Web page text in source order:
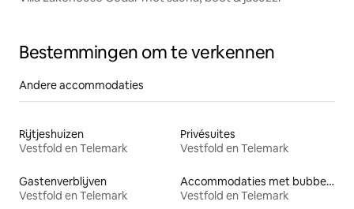
Bestemmingen om te verkennen
Andere accommodaties
Rijtjeshuizen
Vestfold en Telemark
Privésuites
Vestfold en Telemark
Gastenverblijven
Vestfold en Telemark
Accommodaties met bubbelbad
Vestfold en Telemark